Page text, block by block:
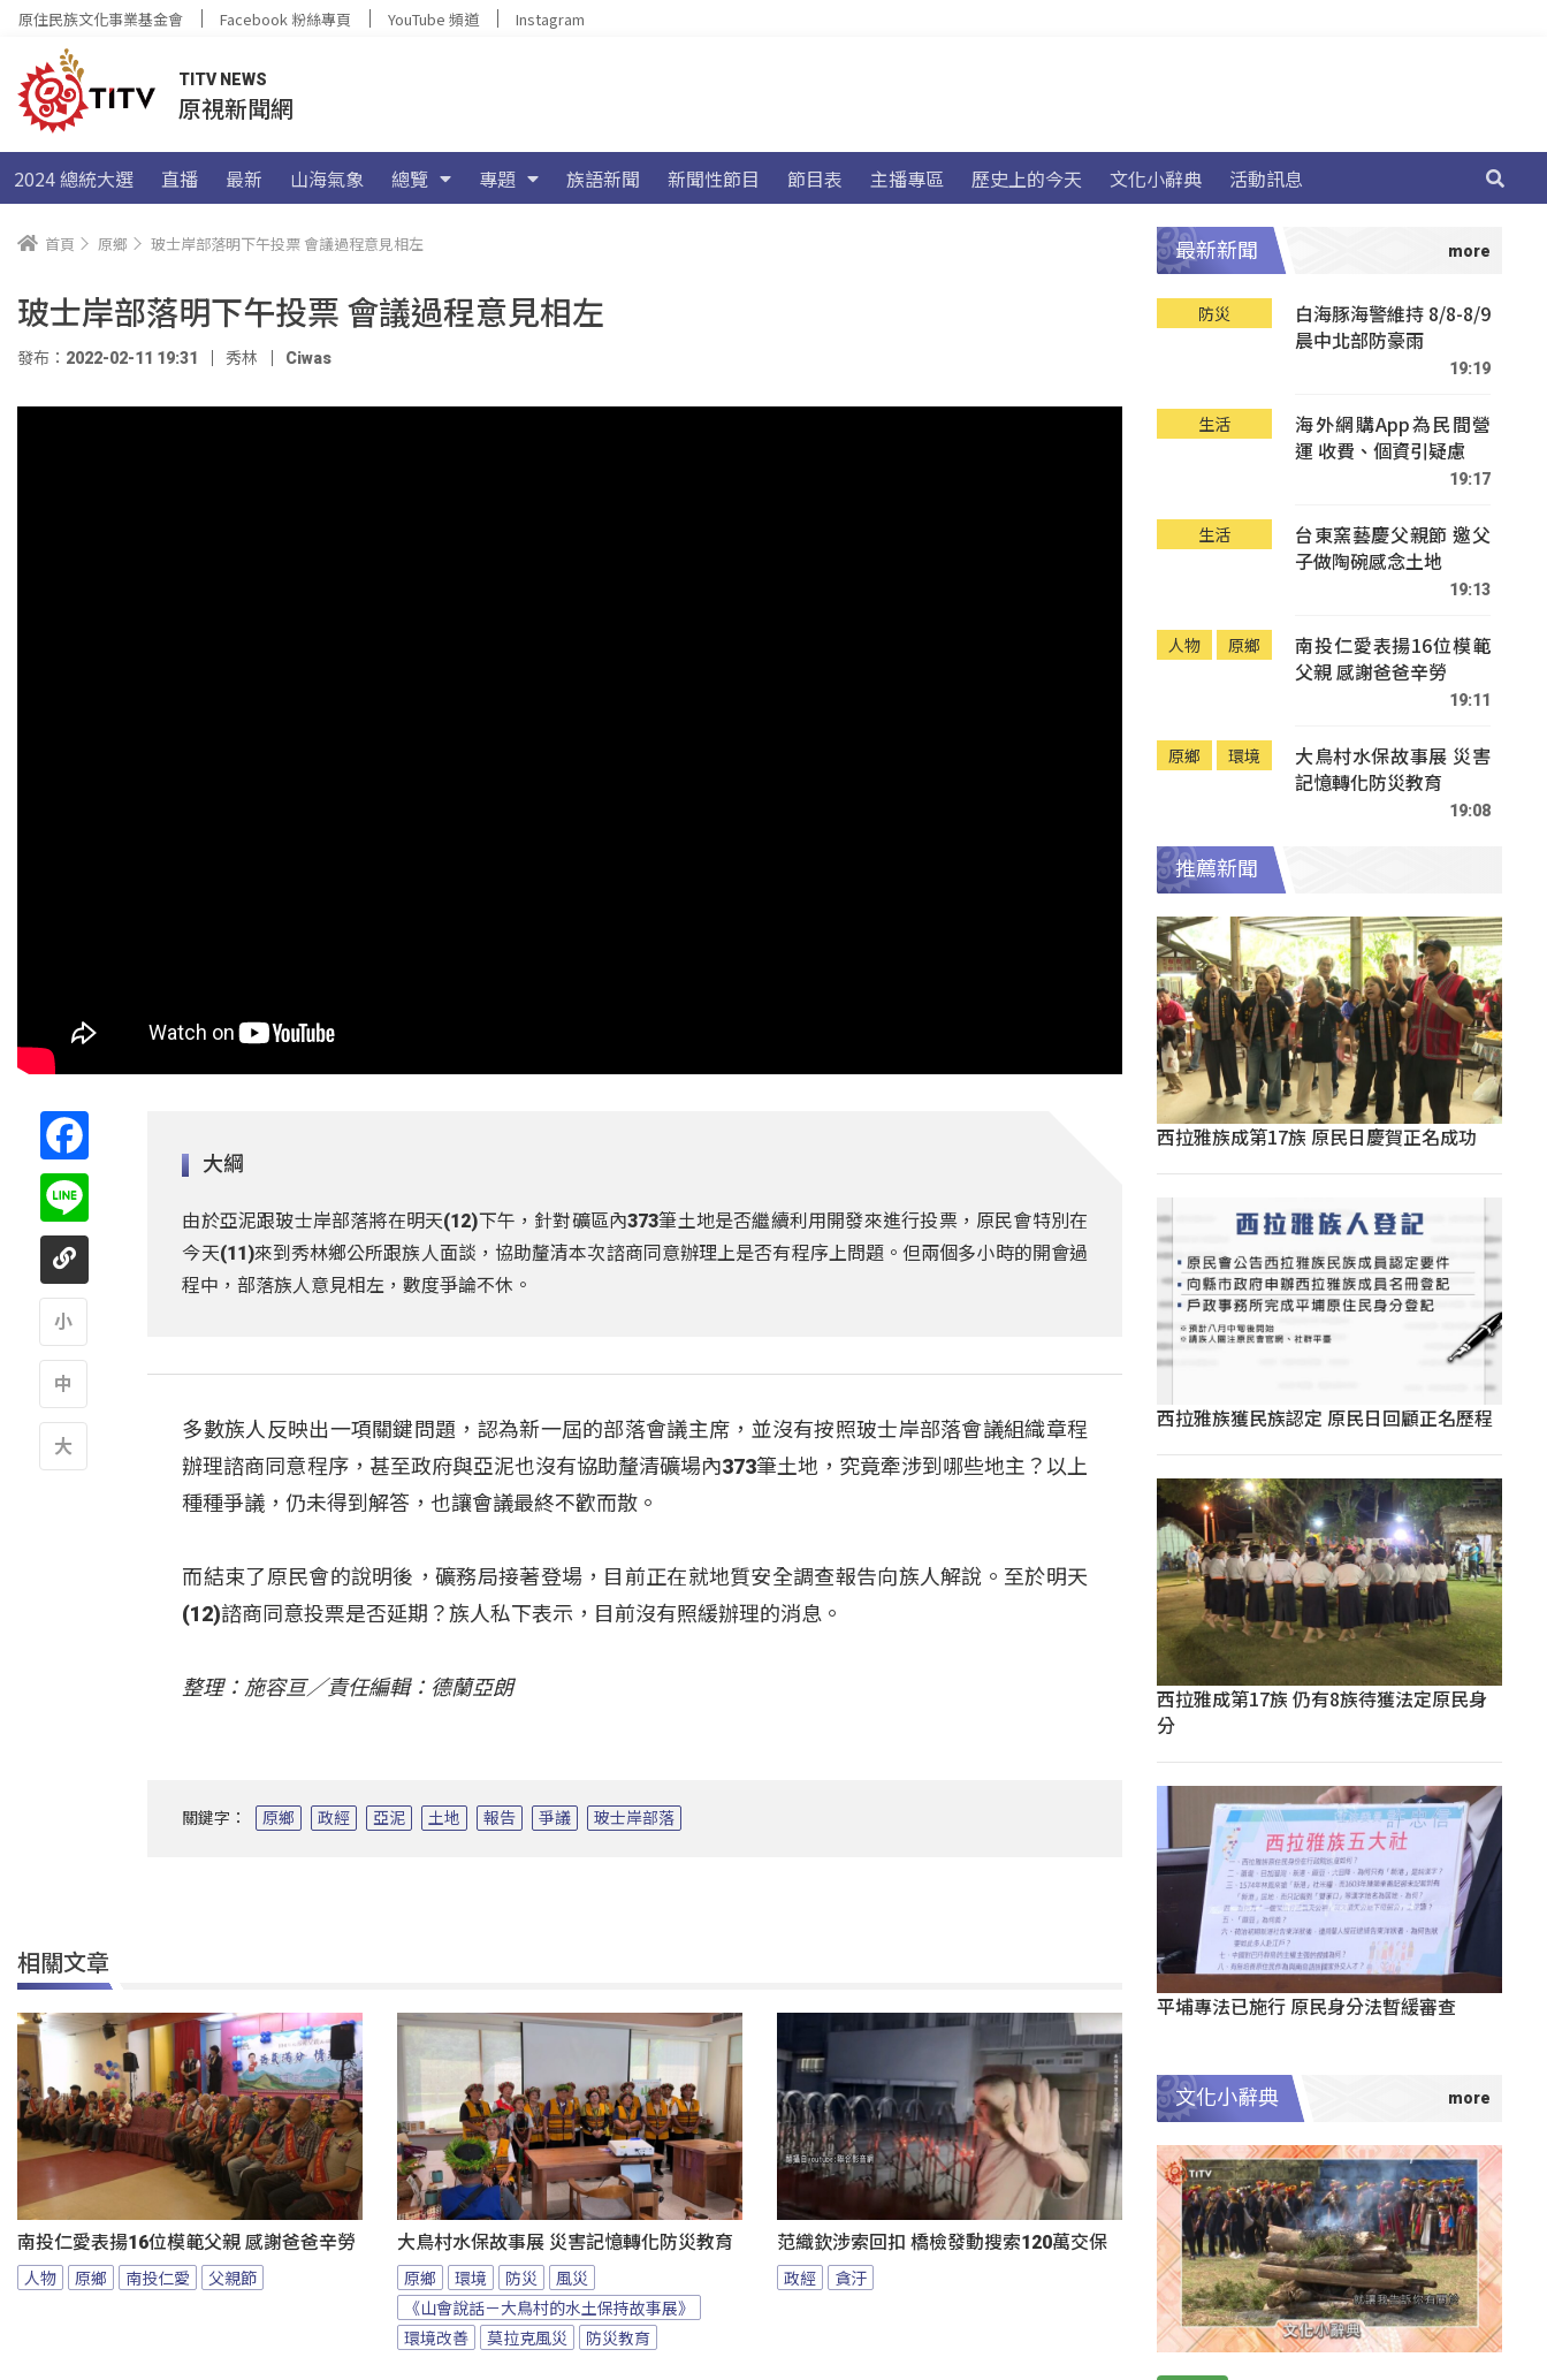
原住民族文化事業基金會 Facebook 粉絲專頁 YouTube 頻道 Instagram
TITV NEWS
原視新聞網
2024 總統大選 直播 最新 山海氣象 總覽 專題 族語新聞 新聞性節目 節目表 主播專區 歷史上的今天 文化小辭典 活動訊息
首頁 原鄉 玻士岸部落明下午投票 會議過程意見相左
玻士岸部落明下午投票 會議過程意見相左
發布：2022-02-11 19:31 秀林 Ciwas
大綱
由於亞泥跟玻士岸部落將在明天(12)下午，針對礦區內373筆土地是否繼續利用開發來進行投票，原民會特別在
今天(11)來到秀林鄉公所跟族人面談，協助釐清本次諮商同意辦理上是否有程序上問題。但兩個多小時的開會過
程中，部落族人意見相左，數度爭論不休。
多數族人反映出一項關鍵問題，認為新一屆的部落會議主席，並沒有按照玻士岸部落會議組織章程
辦理諮商同意程序，甚至政府與亞泥也沒有協助釐清礦場內373筆土地，究竟牽涉到哪些地主？以上
種種爭議，仍未得到解答，也讓會議最終不歡而散。
而結束了原民會的說明後，礦務局接著登場，目前正在就地質安全調查報告向族人解說。至於明天
(12)諮商同意投票是否延期？族人私下表示，目前沒有照緩辦理的消息。
整理：施容亘／責任編輯：德蘭亞朗
關鍵字： 原鄉 政經 亞泥 土地 報告 爭議 玻士岸部落
相關文章
南投仁愛表揚16位模範父親 感謝爸爸辛勞
人物 原鄉 南投仁愛 父親節
大鳥村水保故事展 災害記憶轉化防災教育
原鄉 環境 防災
風災
《山會說話－大鳥村的水土保持故事展》
環境改善
莫拉克風災 防災教育
范織欽涉索回扣 橋檢發動搜索120萬交保
政經 貪汙
最新新聞
防災
白海豚海警維持 8/8-8/9
晨中北部防豪雨
19:19
生活
海外網購App為民間營
運 收費、個資引疑慮
19:17
生活
台東窯藝慶父親節 邀父
子做陶碗感念土地
19:13
人物 原鄉
南投仁愛表揚16位模範
父親 感謝爸爸辛勞
19:11
原鄉 環境
大鳥村水保故事展 災害
記憶轉化防災教育
19:08
推薦新聞
西拉雅族成第17族 原民日慶賀正名成功
西拉雅族獲民族認定 原民日回顧正名歷程
西拉雅成第17族 仍有8族待獲法定原民身
分
平埔專法已施行 原民身分法暫緩審查
文化小辭典